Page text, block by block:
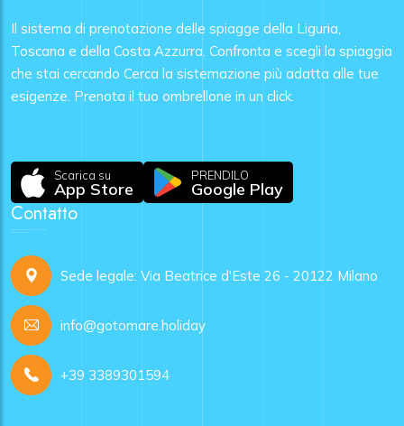
Il sistema di prenotazione delle spiagge della Liguria,
Toscana e della Costa Azzurra. Confronta e scegli la spiaggia
che stai cercando Cerca la sistemazione più adatta alle tue
esigenze. Prenota il tuo ombrellone in un click.
Scarica su
App Store
PRENDILO
Google Play
Contatto
Sede legale: Via Beatrice d'Este 26 - 20122 Milano
info@gotomare.holiday
+39 3389301594